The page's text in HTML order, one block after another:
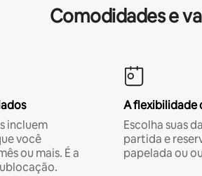
Comodidades e
incluem
você
ou mais. É a
A flexibilidade
Escolha suas
partida e
papelada ou